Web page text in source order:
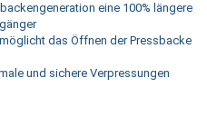
eine 100% längere
das Öffnen der Pressbacke
und sichere Verpressungen